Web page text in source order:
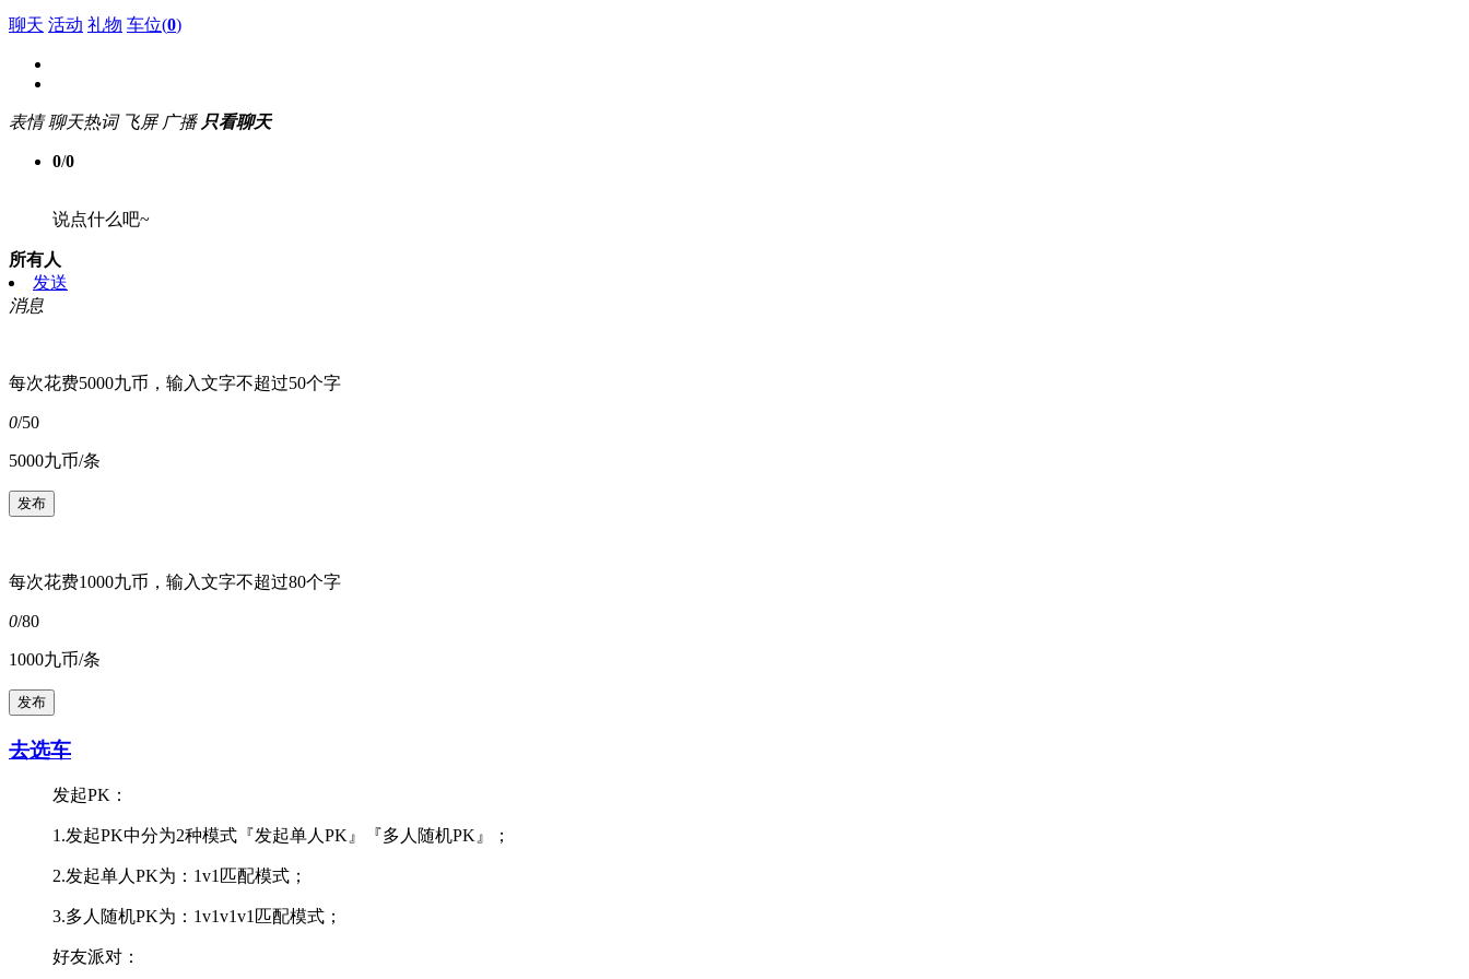
聊天 活动 礼物 车位(0)
表情 聊天热词 飞屏 广播 只看聊天
0/0
说点什么吧~
所有人
发送
消息
每次花费5000九币，输入文字不超过50个字
0/50
5000九币/条
每次花费1000九币，输入文字不超过80个字
0/80
1000九币/条
去选车
发起PK：
1.发起PK中分为2种模式『发起单人PK』『多人随机PK』；
2.发起单人PK为：1v1匹配模式；
3.多人随机PK为：1v1v1v1匹配模式；
好友派对：